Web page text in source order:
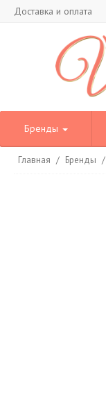
Доставка и оплата
Бренды
Главная / Бренды /